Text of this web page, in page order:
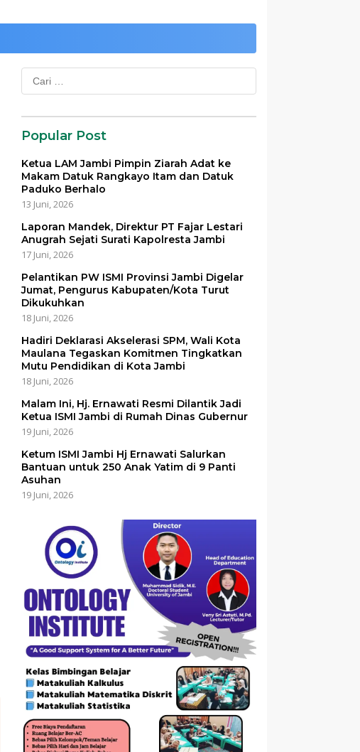
Cari
untuk:
Popular Post
Ketua LAM Jambi Pimpin Ziarah Adat ke
Makam Datuk Rangkayo Itam dan Datuk
Paduko Berhalo
13 Juni, 2026
Laporan Mandek, Direktur PT Fajar Lestari
Anugrah Sejati Surati Kapolresta Jambi
17 Juni, 2026
Pelantikan PW ISMI Provinsi Jambi Digelar
Jumat, Pengurus Kabupaten/Kota Turut
Dikukuhkan
18 Juni, 2026
Hadiri Deklarasi Akselerasi SPM, Wali Kota
Maulana Tegaskan Komitmen Tingkatkan
Mutu Pendidikan di Kota Jambi
18 Juni, 2026
Malam Ini, Hj. Ernawati Resmi Dilantik Jadi
Ketua ISMI Jambi di Rumah Dinas Gubernur
19 Juni, 2026
Ketum ISMI Jambi Hj Ernawati Salurkan
Bantuan untuk 250 Anak Yatim di 9 Panti
Asuhan
19 Juni, 2026